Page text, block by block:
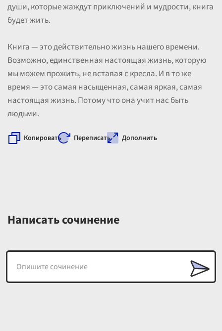
души, которые жаждут приключений и мудрости, книга
будет жить.
Книга — это действительно жизнь нашего времени.
Возможно, единственная настоящая жизнь, которую
мы можем прожить, не вставая с кресла. И в то же
время — это самая насыщенная, самая яркая, самая
настоящая жизнь. Потому что она учит нас быть
людьми.
Копировать Переписать Дополнить
Написать сочинение